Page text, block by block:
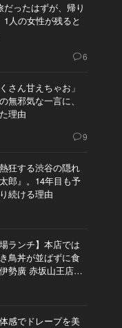
だったはずが、帰り
人の女性が残ると
6
さん甘えちゃお」
無邪気な一言に、
理由
9
狂する渋谷の隠れ
郎』。14年目も予
続ける理由
ランチ】本店では
鳥丼が並ばずに食
勢廣 赤坂山王店』
感でドレープを美